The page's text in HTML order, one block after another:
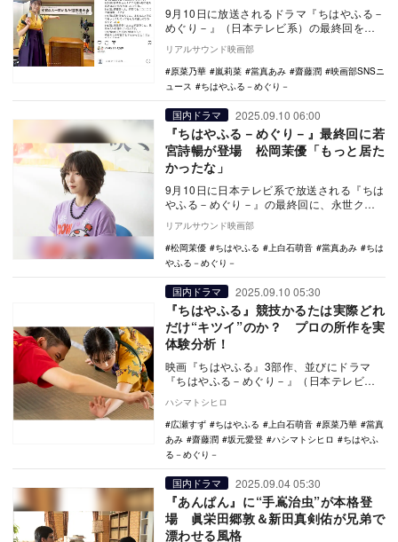
9月10日に放送されるドラマ『ちはやふる－
めぐり－』（日本テレビ系）の最終回を目
前に、キャスト陣が相次いでInstagramを
更…
リアルサウンド映画部
原菜乃華
嵐莉菜 當真あみ 齋藤潤
映画部SNSニ
ュース
ちはやふる－めぐり－
国内ドラマ 2025.09.10 06:00
『ちはやふる－めぐり－』最終回に若
宮詩暢が登場 松岡茉優「もっと居た
かったな」
9月10日に日本テレビ系で放送される『ちは
やふる－めぐり－』の最終回に、永世クイ
ーン・若宮詩暢役の松岡茉優が出演する。
TVe…
リアルサウンド映画部
松岡茉優
ちはやふる 上白石萌音 當真あみ
ちは
やふる－めぐり－
国内ドラマ 2025.09.10 05:30
『ちはやふる』競技かるたは実際どれ
だけ“キツイ”のか？ プロの所作を実
体験分析！
映画『ちはやふる』3部作、並びにドラマ
『ちはやふる－めぐり－』（日本テレビ
は、みな驚いたと思…
ハシマトシヒロ
広瀬すず
ちはやふる 上白石萌音 原菜乃華
當真
あみ
齋藤潤 坂元愛登 ハシマトシヒロ
ちはやふ
る－めぐり－
国内ドラマ 2025.09.04 05:30
『あんぱん』に“手嶌治虫”が本格登
場 眞栄田郷敦＆新田真剣佑が兄弟で
漂わせる風格